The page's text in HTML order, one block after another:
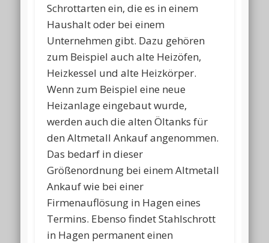
Schrottarten ein, die es in einem
Haushalt oder bei einem
Unternehmen gibt. Dazu gehören
zum Beispiel auch alte Heizöfen,
Heizkessel und alte Heizkörper.
Wenn zum Beispiel eine neue
Heizanlage eingebaut wurde,
werden auch die alten Öltanks für
den Altmetall Ankauf angenommen.
Das bedarf in dieser
Größenordnung bei einem Altmetall
Ankauf wie bei einer
Firmenauflösung in Hagen eines
Termins. Ebenso findet Stahlschrott
in Hagen permanent einen